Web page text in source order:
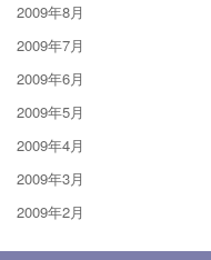
2009年8月
2009年7月
2009年6月
2009年5月
2009年4月
2009年3月
2009年2月